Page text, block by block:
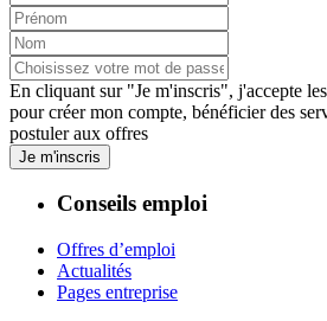
En cliquant sur "Je m'inscris", j'accepte les
pour créer mon compte, bénéficier des
postuler aux offres
Je m'inscris
Conseils emploi
Offres d’emploi
Actualités
Pages entreprise